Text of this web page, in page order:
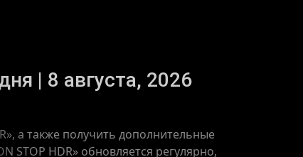
| 8 августа, 2026
а также получить дополнительные
STOP HDR» обновляется регулярно,